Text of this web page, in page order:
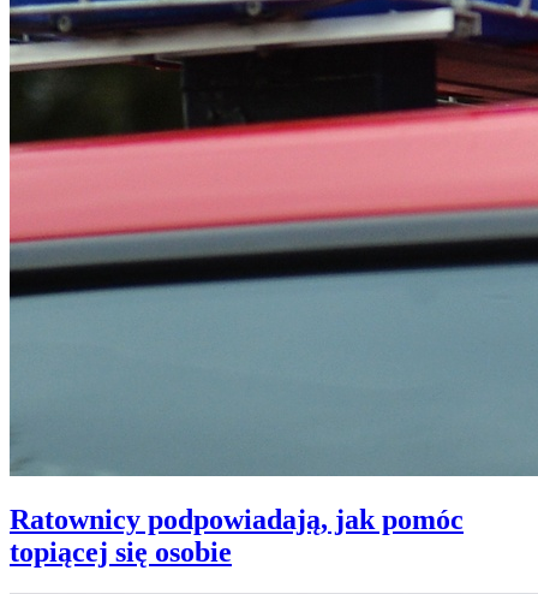
Ratownicy podpowiadają, jak pomóc
topiącej się osobie